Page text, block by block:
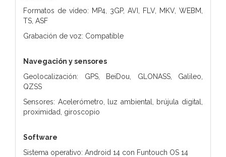
Formatos de vídeo: MP4, 3GP, AVI, FLV, MKV, WEBM,
TS, ASF
Grabación de voz: Compatible
Navegación y sensores
Geolocalización: GPS, BeiDou, GLONASS, Galileo,
QZSS
Sensores: Acelerómetro, luz ambiental, brújula digital,
proximidad, giroscopio
Software
Sistema operativo: Android 14 con Funtouch OS 14